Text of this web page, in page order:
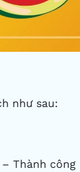
như sau:
Thành công